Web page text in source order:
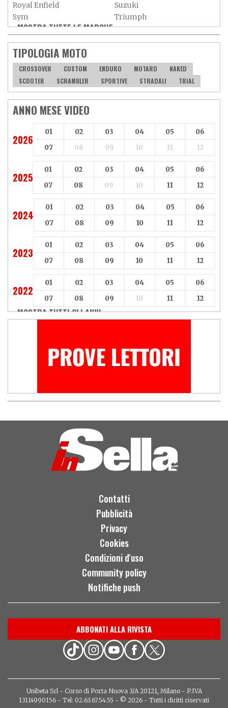
Royal Enfield
Suzuki
Sym
Triumph
Vespa
Yamaha
Adiva
Adly
Aeon
Axy
Baotian
MOSTRA TUTTE LE MARCHE »
TIPOLOGIA MOTO
CROSSOVER CUSTOM ENDURO MOTARD
NAKED
SCOOTER
SCRAMBLER SPORTIVE STRADALI TRIAL
ANNO MESE VIDEO
2026
01 02 03 04 05
06
07
08 09 10 11 12
2025
01 02 03 04 05
06
07
08 09 10 11 12
2024
01 02 03 04 05
06
07
08 09 10 11 12
2023
01 02 03 04 05
06
07
08 09 10 11 12
2022
01 02 03 04 05
06
07
08 09 10 11 12
MOSTRA TUTTI GLI ANNI »
Contatti
Pubblicità
Privacy
Cookies
Condizioni d'uso
Community policy
Notifiche push
ABBONATI ALLA RIVISTA
Unibeta Srl - Corso di Porta Nuova 3/A 20121, Milano - P.IVA
13114990156 - Tel: 02.63.67.54.55 - © 2026 - Tutti i diritti riservati